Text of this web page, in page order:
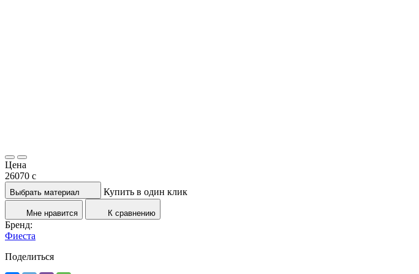
Цена
26070 c
Выбрать материал Купить в один клик
Мне нравится К сравнению
Бренд:
Фиеста
Поделиться